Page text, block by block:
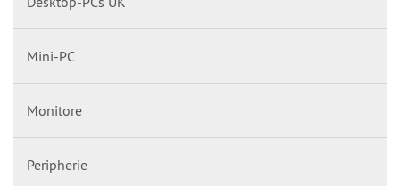
Mini-PC
Monitore
Peripherie